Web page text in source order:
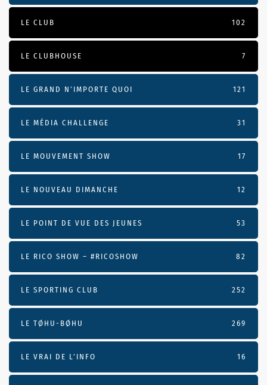
LE CLUB 102
LE CLUBHOUSE 7
LE GRAND N’IMPORTE QUOI 121
LE MÉDIA CHALLENGE 31
LE MOUVEMENT SHOW 17
LE NOUVEAU DIMANCHE 12
LE POINT DE VUE DES JEUNES 53
LE RICO SHOW – #RICOSHOW 82
LE SPORTING CLUB 252
LE TØHU-BØHU 269
LE VRAI DE L’INFO 16